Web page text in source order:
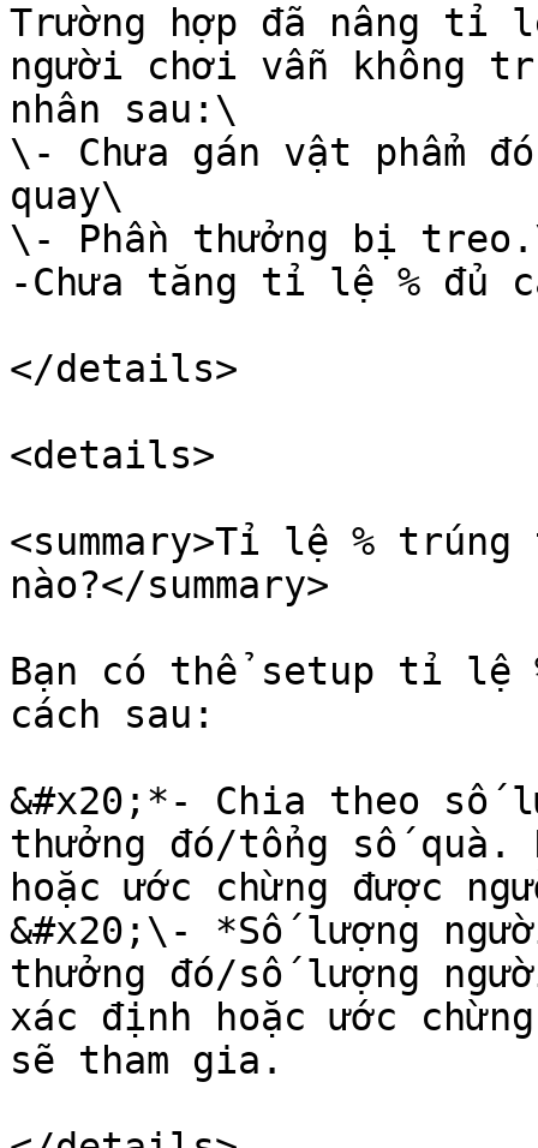
Trường hợp đã nâng tỉ
người chơi vẫn không
nhân sau:\
\- Chưa gán vật phẩm
quay\
\- Phần thưởng bị
-Chưa tăng tỉ lệ % đủ
</details>
<details>
<summary>Tỉ lệ %
nào?</summary>
Bạn có thể setup tỉ lệ
cách sau:
&#x20;*- Chia theo số
thưởng đó/tổng số quà.
hoặc ước chừng được
&#x20;\- *Số lượng
thưởng đó/số lượng
xác định hoặc ước
sẽ tham gia.